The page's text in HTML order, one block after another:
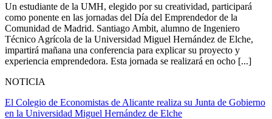
Un estudiante de la UMH, elegido por su creatividad, participará
como ponente en las jornadas del Día del Emprendedor de la
Comunidad de Madrid. Santiago Ambit, alumno de Ingeniero
Técnico Agrícola de la Universidad Miguel Hernández de Elche,
impartirá mañana una conferencia para explicar su proyecto y
experiencia emprendedora. Esta jornada se realizará en ocho [...]
NOTICIA
El Colegio de Economistas de Alicante realiza su Junta de Gobierno
en la Universidad Miguel Hernández de Elche